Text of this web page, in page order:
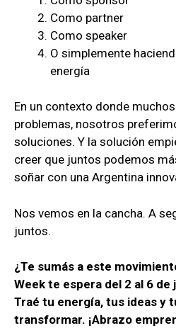
Como partner
Como speaker
O simplemente
energía
En un contexto donde
problemas, nosotros
soluciones. Y la solución
creer que juntos podemos
soñar con una Argentina
Nos vemos en la cancha. A
juntos.
¿Te sumás a este
Week te espera del 2 al 6 de
Traé tu energía, tus ideas y
transformar. ¡Abrazo